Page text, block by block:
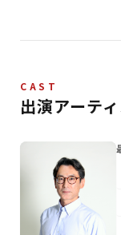
CAST
出演アーテ